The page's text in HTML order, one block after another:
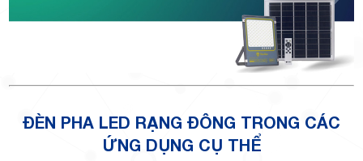
ĐÈN PHA LED RẠNG ĐÔNG TRONG CÁC
ỨNG DỤNG CỤ THỂ